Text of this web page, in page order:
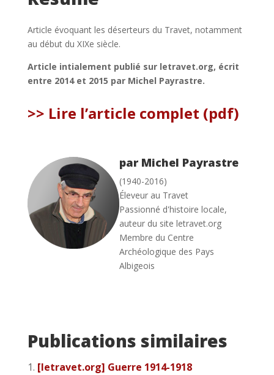
Article évoquant les déserteurs du Travet, notamment
au début du XIXe siècle.
Article intialement publié sur letravet.org, écrit
entre 2014 et 2015 par Michel Payrastre.
>> Lire l’article complet (pdf)
par Michel Payrastre
(1940-2016)
Éleveur au Travet
Passionné d'histoire locale,
auteur du site letravet.org
Membre du Centre
Archéologique des Pays
Albigeois
Publications similaires
[letravet.org] Guerre 1914-1918